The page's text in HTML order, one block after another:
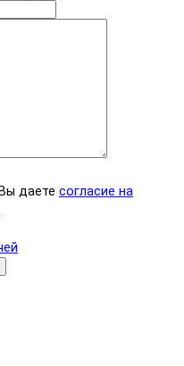
даете согласие на